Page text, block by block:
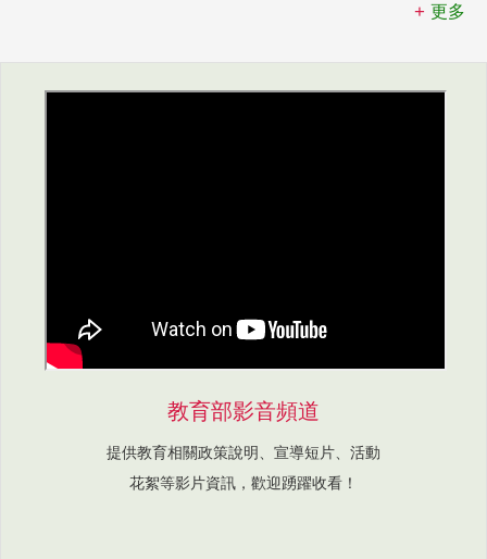
更多
教育部影音頻道
提供教育相關政策說明、宣導短片、活動
花絮等影片資訊，歡迎踴躍收看！